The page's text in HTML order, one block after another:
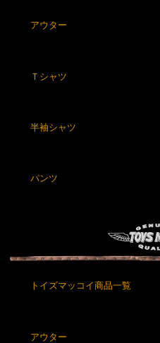
アウター
Ｔシャツ
半袖シャツ
パンツ
トイズマッコイ商品一覧
アウター